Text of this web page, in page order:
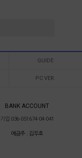
GUIDE
PC VER.
BANK ACCOUNT
기업 036-051674-04-041
예금주 : 김두호